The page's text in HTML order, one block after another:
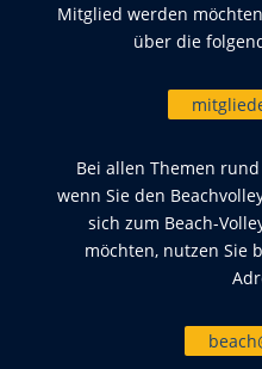
Mitglied werden
über die
Bei allen Themen
wenn Sie den
sich zum Beach-
möchten, nutzen Sie